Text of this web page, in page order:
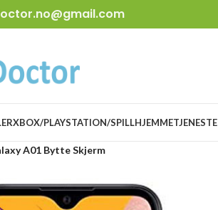
XBOX/PLAYSTATION/SPILLHJEMMETJENESTE
A01 Bytte Skjerm